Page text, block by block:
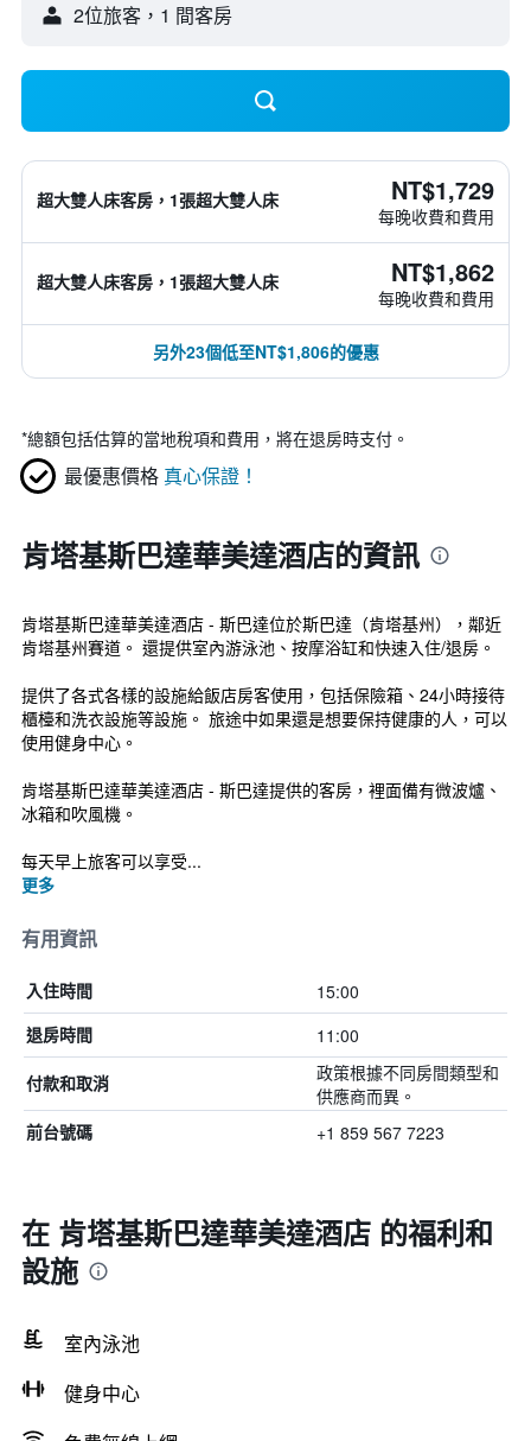
2位旅客，1 間客房
超大雙人床客房，1張超大雙人床 NT$1,729
每晚收費和費用
超大雙人床客房，1張超大雙人床 NT$1,862
每晚收費和費用
另外23個低至NT$1,806的優惠
*總額包括估算的當地稅項和費用，將在退房時支付。
最優惠價格 真心保證！
肯塔基斯巴達華美達酒店的資訊
肯塔基斯巴達華美達酒店 - 斯巴達位於斯巴達（肯塔基州），鄰近
肯塔基州賽道。 還提供室內游泳池、按摩浴缸和快速入住/退房。
提供了各式各樣的設施給飯店房客使用，包括保險箱、24小時接待
櫃檯和洗衣設施等設施。 旅途中如果還是想要保持健康的人，可以
使用健身中心。
肯塔基斯巴達華美達酒店 - 斯巴達提供的客房，裡面備有微波爐、
冰箱和吹風機。
每天早上旅客可以享受...
更多
有用資訊
入住時間 15:00
退房時間 11:00
付款和取消
政策根據不同房間類型和
供應商而異。
前台號碼 +1 859 567 7223
在 肯塔基斯巴達華美達酒店 的福利和
設施
室內泳池
健身中心